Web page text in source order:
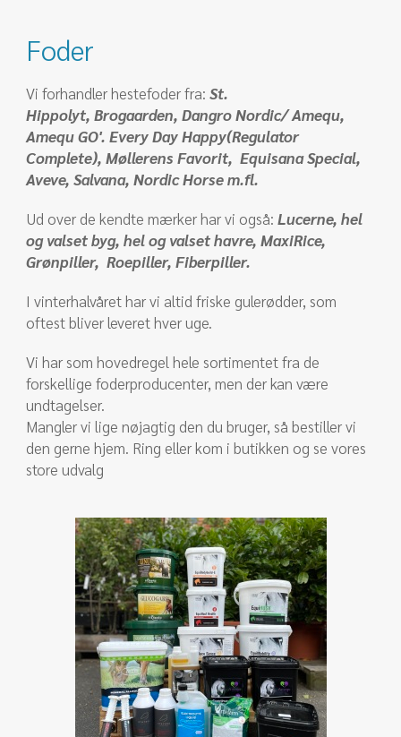
Foder
Vi forhandler hestefoder fra: St.
Hippolyt, Brogaarden, Dangro Nordic/ Amequ,
Amequ GO'. Every Day Happy(Regulator
Complete), Møllerens Favorit, Equisana Special,
Aveve, Salvana, Nordic Horse m.fl.
Ud over de kendte mærker har vi også: Lucerne, hel
og valset byg, hel og valset havre, MaxiRice,
Grønpiller, Roepiller, Fiberpiller.
​I vinterhalvåret har vi altid friske gulerødder, som
oftest bliver leveret hver uge.​
Vi har som hovedregel hele sortimentet fra de
forskellige foderproducenter, men der kan være
undtagelser.
Mangler vi lige nøjagtig den du bruger, så bestiller vi
den gerne hjem. Ring eller kom i butikken og se vores
store udvalg